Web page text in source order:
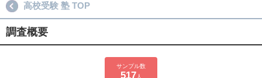
高校受験 塾 TOP
調査概要
サンプル数
517 人